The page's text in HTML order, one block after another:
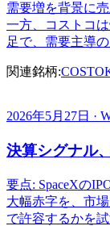
需要増を背景に
一方、コストコ
足で、需要主導
関連銘柄:COST
2026年5月27日 ·
決算シグナル
要点: SpaceXの
大幅赤字を、市
で許容するかを